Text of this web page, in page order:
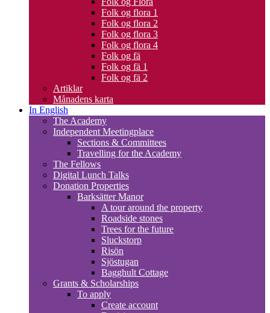
Folk og flora 1
Folk og flora 2
Folk og flora 3
Folk og flora 4
Folk og fä
Folk og fä 1
Folk og fä 2
Artiklar
Månadens karta
In English
The Academy
Independent Meetingplace
Sections & Committees
Travelling for the Academy
The Fellows
Digital Lunch Talks
Donation Properties
Barksätter Manor
A tour around the property
Roadside stones
Trees for the future
Sluckstorp
Risön
Sjöstugan
Bagghult Cottage
Grants & Scholarships
To apply
Create account